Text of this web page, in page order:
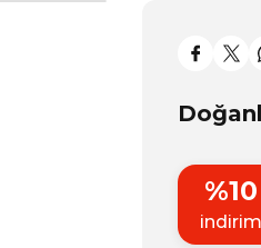
%10
indirim